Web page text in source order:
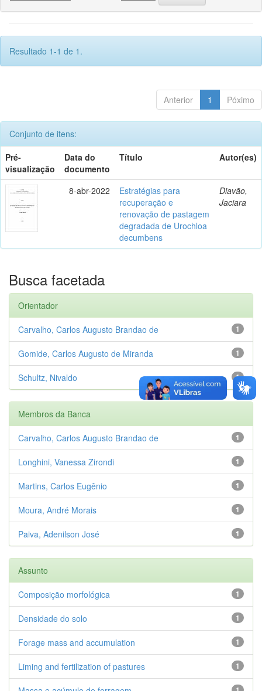
Resultado 1-1 de 1.
Anterior 1 Póximo
Conjunto de itens:
Pré-
visualização
Data do
documento
Título Autor(es)
8-abr-2022
Estratégias para
recuperação e
renovação de pastagem
degradada de Urochloa
decumbens
Diavão,
Jaciara
Busca facetada
Orientador
1
Carvalho, Carlos Augusto Brandao de
1
Gomide, Carlos Augusto de Miranda
1
Schultz, Nivaldo
Membros da Banca
1
Carvalho, Carlos Augusto Brandao de
1
Longhini, Vanessa Zirondi
1
Martins, Carlos Eugênio
1
Moura, André Morais
1
Paiva, Adenilson José
Assunto
1
Composição morfológica
1
Densidade do solo
1
Forage mass and accumulation
1
Liming and fertilization of pastures